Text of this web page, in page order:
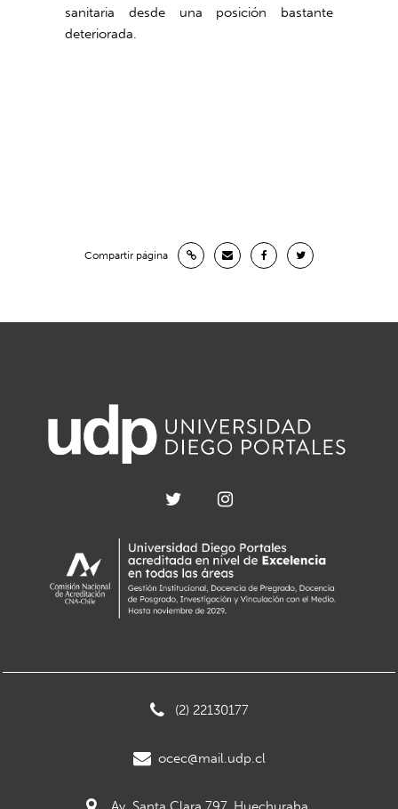
sanitaria desde una posición bastante
deteriorada.
Compartir página
(2) 22130177
ocec@mail.udp.cl